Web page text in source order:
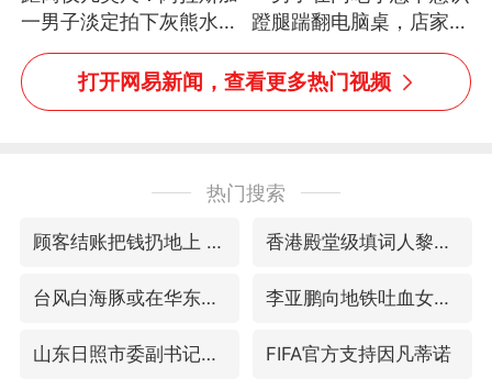
一男子淡定拍下灰熊水中
捕食鲑鱼全程
蹬腿踹翻电脑桌，店家3
台显示器与机械臂损坏
打开网易新闻，查看更多热门视频
热门搜索
顾客结账把钱扔地上 服务员霸气扔回 香港殿堂级填词人黎彼得因病离世 终年76岁
台风白海豚或在华东沿海登陆 李亚鹏向地铁吐血女孩捐99999元
山东日照市委副书记王峰被查 FIFA官方支持因凡蒂诺